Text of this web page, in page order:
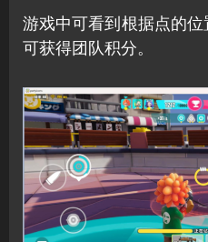
游戏中可看到根据点的位
可获得团队积分。